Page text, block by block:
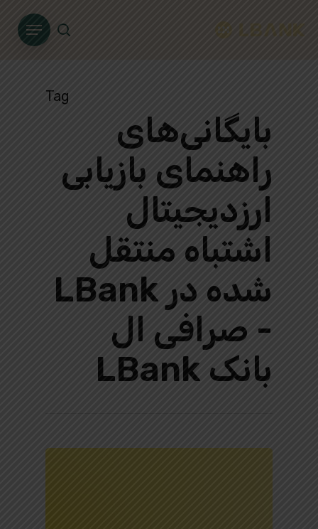
Menu
Tag
بایگانی‌های
راهنمای بازیابی
ارزدیجیتال
اشتباه منتقل
شده در LBank
- صرافی ال
بانک LBank